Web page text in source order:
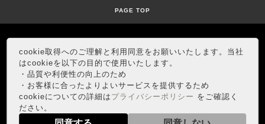
cookie取得へのご理解と利用同意をお願いいたします。当社
はcookieを以下の目的で使用いたします。
・品質や利便性の向上のため
・お客様に合ったよりよいサービスを提供するため
cookieについての詳細は プライバシーポリシー をご確認く
ださい。
PAGE TOP
HEAD OFFICE